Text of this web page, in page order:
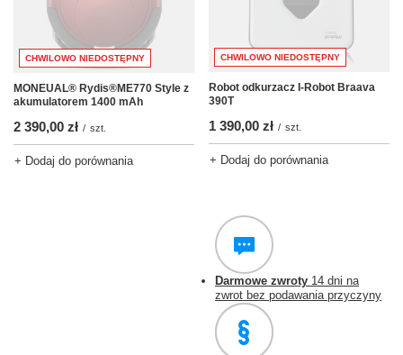
CHWILOWO NIEDOSTĘPNY
MONEUAL® Rydis®ME770 Style z
akumulatorem 1400 mAh
2 390,00 zł / szt.
+ Dodaj do porównania
CHWILOWO NIEDOSTĘPNY
Robot odkurzacz I-Robot Braava
390T
1 390,00 zł / szt.
+ Dodaj do porównania
Darmowe zwroty 14 dni na
zwrot bez podawania przyczyny